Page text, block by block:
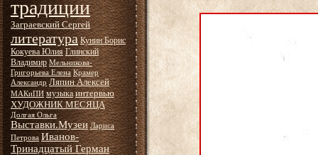
традиции
Заграевский Сергей
литература Кунин Борис
Кокуева Юлия Глинский
Владимир Мельникова-
Григорьева Елена Крамер
Александр Ляпин Алексей
МАКиПИ музыка интервью
ХУДОЖНИК МЕСЯЦА
Долгая Ольга
Выставки.Музеи Лариса
Петрова Иванов-
Тринадцатый Герман